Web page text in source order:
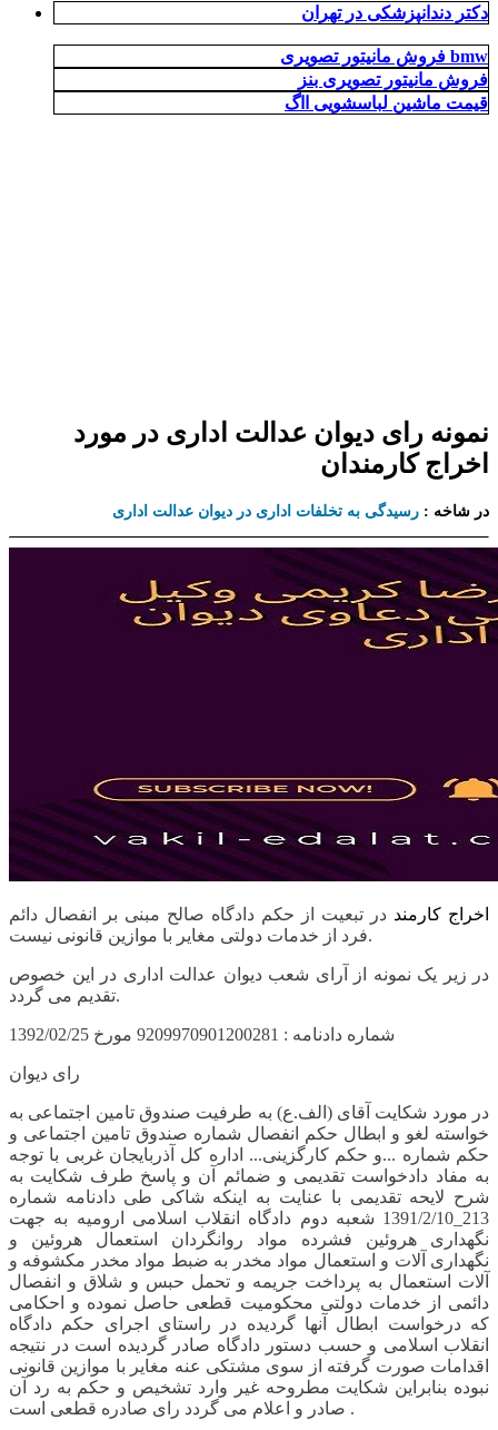
دکتر دندانپزشکی در تهران
فروش مانیتور تصویری bmw
فروش مانیتور تصویری بنز
قیمت ماشین لباسشویی ااگ
نمونه رای دیوان عدالت اداری در مورد
اخراج کارمندان
در شاخه : رسیدگی به تخلفات اداری در دیوان عدالت اداری
اخراج کارمند در تبعیت از حکم دادگاه صالح مبنی بر انفصال دائم
فرد از خدمات دولتی مغایر با موازین قانونی نیست.
در زیر یک نمونه از آرای شعب دیوان عدالت اداری در این خصوص
تقدیم می گردد.
شماره دادنامه : 9209970901200281 مورخ 1392/02/25
رای دیوان
در مورد شکایت آقای (الف.ع) به طرفیت صندوق تامین اجتماعی به
خواسته لغو و ابطال حکم انفصال شماره صندوق تامین اجتماعی و
حکم شماره ...و حکم کارگزینی... اداره کل آذربایجان غربی با توجه
به مفاد دادخواست تقدیمی و ضمائم آن و پاسخ طرف شکایت به
شرح لایحه تقدیمی با عنایت به اینکه شاکی طی دادنامه شماره
213_1391/2/10 شعبه دوم دادگاه انقلاب اسلامی ارومیه به جهت
نگهداری هروئین فشرده مواد روانگردان استعمال هروئین و
نگهداری آلات و استعمال مواد مخدر به ضبط مواد مخدر مکشوفه و
آلات استعمال به پرداخت جریمه و تحمل حبس و شلاق و انفصال
دائمی از خدمات دولتی محکومیت قطعی حاصل نموده و احکامی
که درخواست ابطال آنها گردیده در راستای اجرای حکم دادگاه
انقلاب اسلامی و حسب دستور دادگاه صادر گردیده است در نتیجه
اقدامات صورت گرفته از سوی مشتکی عنه مغایر با موازین قانونی
نبوده بنابراین شکایت مطروحه غیر وارد تشخیص و حکم به رد آن
صادر و اعلام می گردد رای صادره قطعی است .